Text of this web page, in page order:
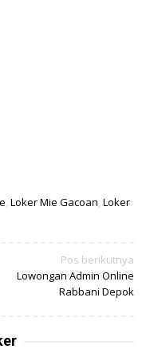
, Loker Mie Gacoan, Loker
Pos berikutnya
Lowongan Admin Online
Rabbani Depok